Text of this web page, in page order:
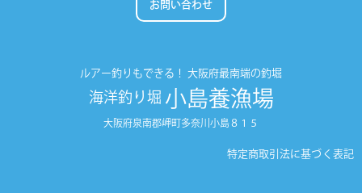
お問い合わせ
ルアー釣りもできる！ 大阪府最南端の釣堀
海洋釣り堀 小島養漁場
大阪府泉南郡岬町多奈川小島８１５
特定商取引法に基づく表記